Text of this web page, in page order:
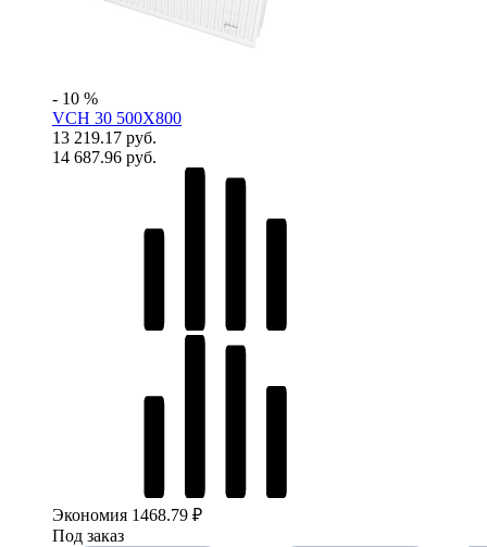
- 10 %
VCH 30 500X800
13 219.17 руб.
14 687.96 руб.
Экономия 1468.79 ₽
Под заказ